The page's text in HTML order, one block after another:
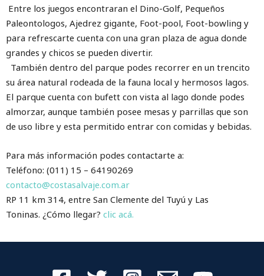
Entre los juegos encontraran el Dino-Golf, Pequeños
Paleontologos, Ajedrez gigante, Foot-pool, Foot-bowling y
para refrescarte cuenta con una gran plaza de agua donde
grandes y chicos se pueden divertir.
También dentro del parque podes recorrer en un trencito
su área natural rodeada de la fauna local y hermosos lagos.
El parque cuenta con bufett con vista al lago donde podes
almorzar, aunque también posee mesas y parrillas que son
de uso libre y esta permitido entrar con comidas y bebidas.
Para más información podes contactarte a:
Teléfono: (011) 15 – 64190269
contacto@costasalvaje.com.ar
RP 11 km 314, entre San Clemente del Tuyú y Las
Toninas. ¿Cómo llegar? clic acá.